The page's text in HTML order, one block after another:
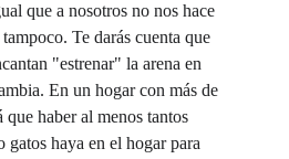
que a nosotros no nos hace
Te darás cuenta que
"estrenar" la arena en
En un hogar con más de
que haber al menos tantos
gatos haya en el hogar para